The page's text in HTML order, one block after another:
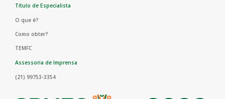
Título de Especialista
O que é?
Como obter?
TEMFC
Assessoria de Imprensa
(21) 99753-3354